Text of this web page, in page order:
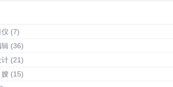
(7)
(36)
计 (21)
(15)